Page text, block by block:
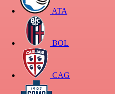
ATA
BOL
CAG